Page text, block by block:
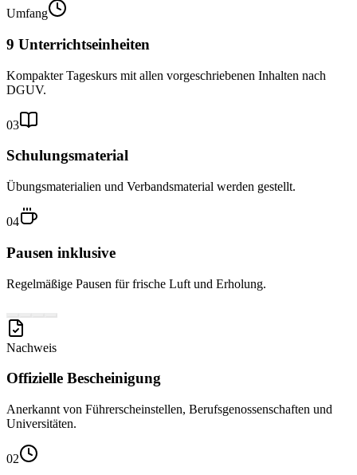
Umfang
9 Unterrichtseinheiten
Kompakter Tageskurs mit allen vorgeschriebenen Inhalten nach
DGUV.
03
Schulungsmaterial
Übungsmaterialien und Verbandsmaterial werden gestellt.
04
Pausen inklusive
Regelmäßige Pausen für frische Luft und Erholung.
Nachweis
Offizielle Bescheinigung
Anerkannt von Führerscheinstellen, Berufsgenossenschaften und
Universitäten.
02